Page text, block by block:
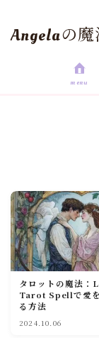
Angelaの魔
love magic
Rituals
self love
menu
タロットの魔法：
Tarot Spellで愛
る方法
2024.10.06